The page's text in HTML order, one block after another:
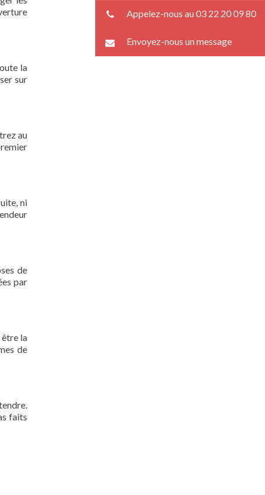
la
sur
au
ni
de
par
la
de
faits
Appelez-nous au 03 22 20 09 80
Envoyez-nous un message